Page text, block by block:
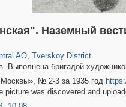
Наземный
AO, Tverskoy District
Выполнена бригадой
Москвы», № 2-3 за 1935 год
picture was discovered and